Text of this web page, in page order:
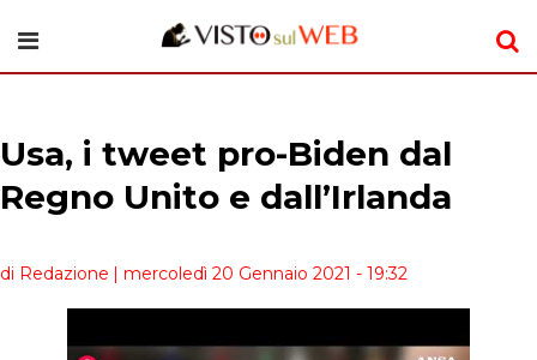
Usa, i tweet pro-Biden dal
Regno Unito e dall’Irlanda
di Redazione | mercoledì 20 Gennaio 2021 - 19:32